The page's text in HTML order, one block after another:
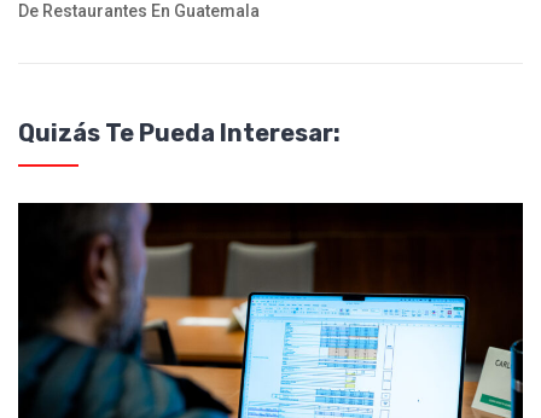
De Restaurantes En Guatemala
Quizás Te Pueda Interesar: